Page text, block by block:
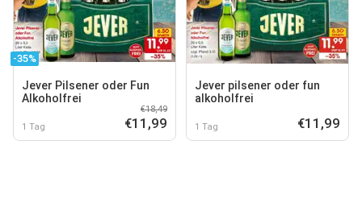
-35%
Jever Pilsener oder Fun
Alkoholfrei
1 Tag
€18,49
€11,99
Jever pilsener oder fun
alkoholfrei
1 Tag €11,99